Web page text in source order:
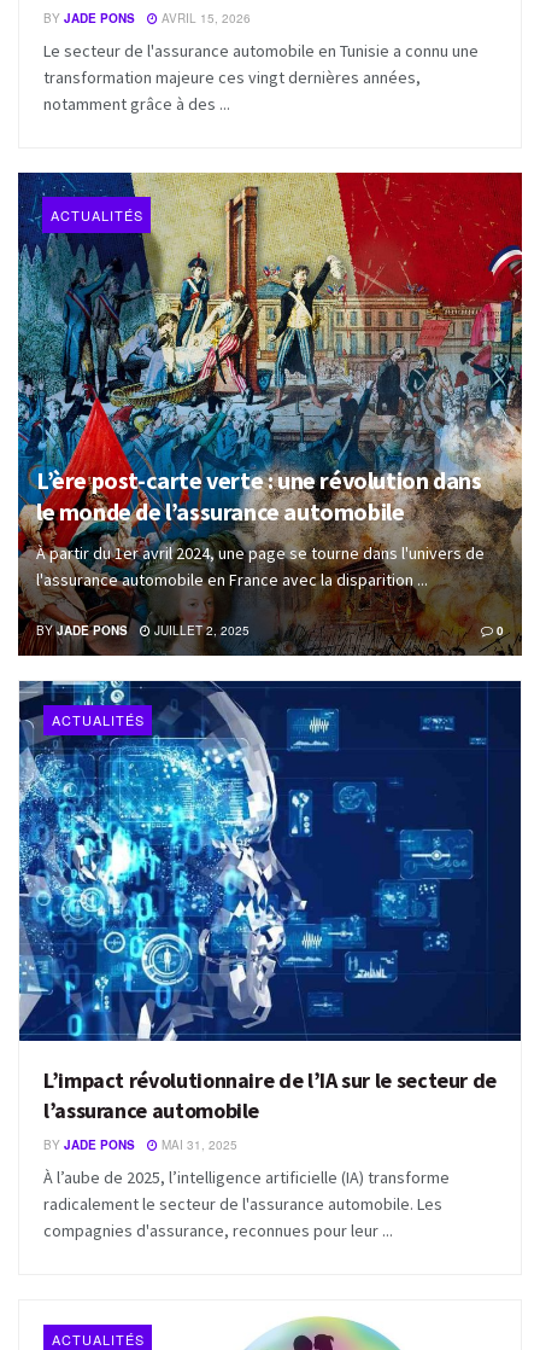
BY JADE PONS AVRIL 15, 2026
Le secteur de l'assurance automobile en Tunisie a connu une
transformation majeure ces vingt dernières années,
notamment grâce à des ...
ACTUALITÉS
L’ère post-carte verte : une révolution dans
le monde de l’assurance automobile
À partir du 1er avril 2024, une page se tourne dans l'univers de
l'assurance automobile en France avec la disparition ...
BY JADE PONS JUILLET 2, 2025 0
ACTUALITÉS
L’impact révolutionnaire de l’IA sur le secteur de
l’assurance automobile
BY JADE PONS MAI 31, 2025
À l’aube de 2025, l’intelligence artificielle (IA) transforme
radicalement le secteur de l'assurance automobile. Les
compagnies d'assurance, reconnues pour leur ...
ACTUALITÉS